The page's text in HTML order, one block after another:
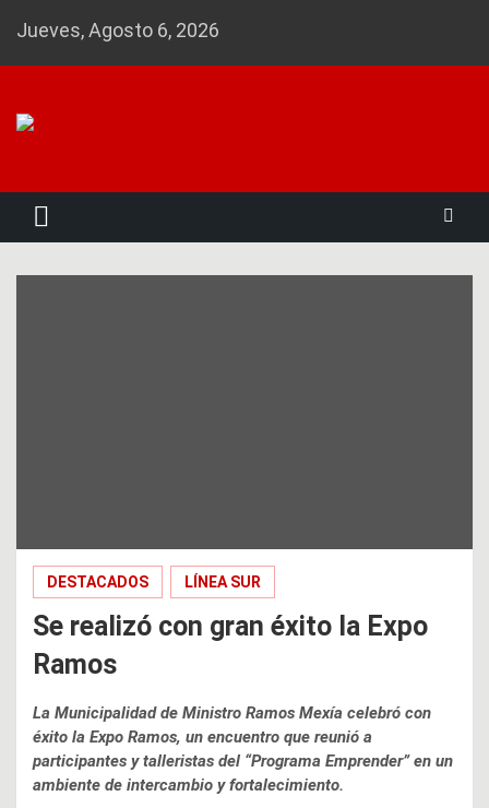
Jueves, Agosto 6, 2026
DESTACADOS LÍNEA SUR
Se realizó con gran éxito la Expo
Ramos
La Municipalidad de Ministro Ramos Mexía celebró con
éxito la Expo Ramos, un encuentro que reunió a
participantes y talleristas del “Programa Emprender” en un
ambiente de intercambio y fortalecimiento.